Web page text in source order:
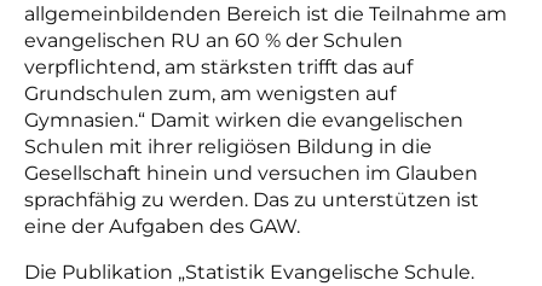
allgemeinbildenden Bereich ist die Teilnahme am
evangelischen RU an 60 % der Schulen
verpflichtend, am stärksten trifft das auf
Grundschulen zum, am wenigsten auf
Gymnasien.“ Damit wirken die evangelischen
Schulen mit ihrer religiösen Bildung in die
Gesellschaft hinein und versuchen im Glauben
sprachfähig zu werden. Das zu unterstützen ist
eine der Aufgaben des GAW.
Die Publikation „Statistik Evangelische Schule.